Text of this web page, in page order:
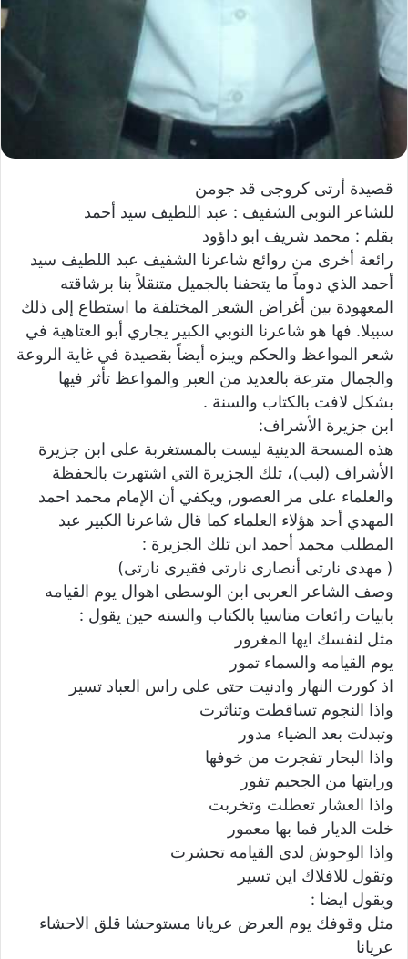
قصيدة أرتى كروجى قد جومن
للشاعر النوبى الشفيف : عبد اللطيف سيد أحمد
بقلم : محمد شريف ابو داؤود
رائعة أخرى من روائع شاعرنا الشفيف عبد اللطيف سيد
أحمد الذي دوماً ما يتحفنا بالجميل متنقلاً بنا برشاقته
المعهودة بين أغراض الشعر المختلفة ما استطاع إلى ذلك
سبيلا. فها هو شاعرنا النوبي الكبير يجاري أبو العتاهية في
شعر المواعظ والحكم ويبزه أيضاً بقصيدة في غاية الروعة
والجمال مترعة بالعديد من العبر والمواعظ تأثر فيها
بشكل لافت بالكتاب والسنة .
ابن جزيرة الأشراف:
هذه المسحة الدينية ليست بالمستغربة على ابن جزيرة
الأشراف (لبب)، تلك الجزيرة التي اشتهرت بالحفظة
والعلماء على مر العصور, ويكفي أن الإمام محمد احمد
المهدي أحد هؤلاء العلماء كما قال شاعرنا الكبير عبد
المطلب محمد أحمد ابن تلك الجزيرة :
( مهدى نارتى أنصارى نارتى فقيرى نارتى)
وصف الشاعر العربى ابن الوسطى اهوال يوم القيامه
بابيات رائعات متاسيا بالكتاب والسنه حين يقول :
مثل لنفسك ايها المغرور
يوم القيامه والسماء تمور
اذ كورت النهار وادنيت حتى على راس العباد تسير
واذا النجوم تساقطت وتناثرت
وتبدلت بعد الضياء مدور
واذا البحار تفجرت من خوفها
ورايتها من الجحيم تفور
واذا العشار تعطلت وتخربت
خلت الديار فما بها معمور
واذا الوحوش لدى القيامه تحشرت
وتقول للافلاك اين تسير
ويقول ايضا :
مثل وقوفك يوم العرض عريانا مستوحشا قلق الاحشاء
عريانا